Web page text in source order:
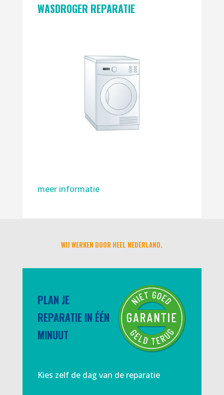
WASDROGER REPARATIE
meer informatie
WIJ WERKEN DOOR HEEL NEDERLAND.
PLAN JE
REPARATIE IN ÉÉN
MINUUT
Kies zelf de dag van de reparatie